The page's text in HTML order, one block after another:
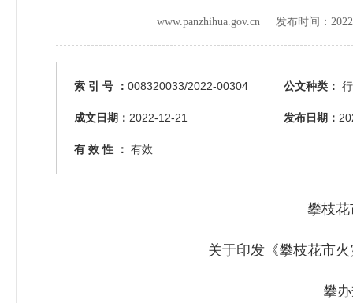
www.panzhihua.gov.cn 发布时间：
索 引 号 ： 008320033/2022-00304 公文种类：
成文日期： 2022-12-21 发布日期：
有 效 性 ： 有效
攀枝花
关于印发《攀枝花市火
攀办